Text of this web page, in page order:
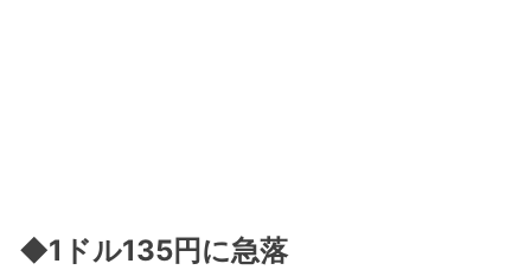
◆1ドル135円に急落